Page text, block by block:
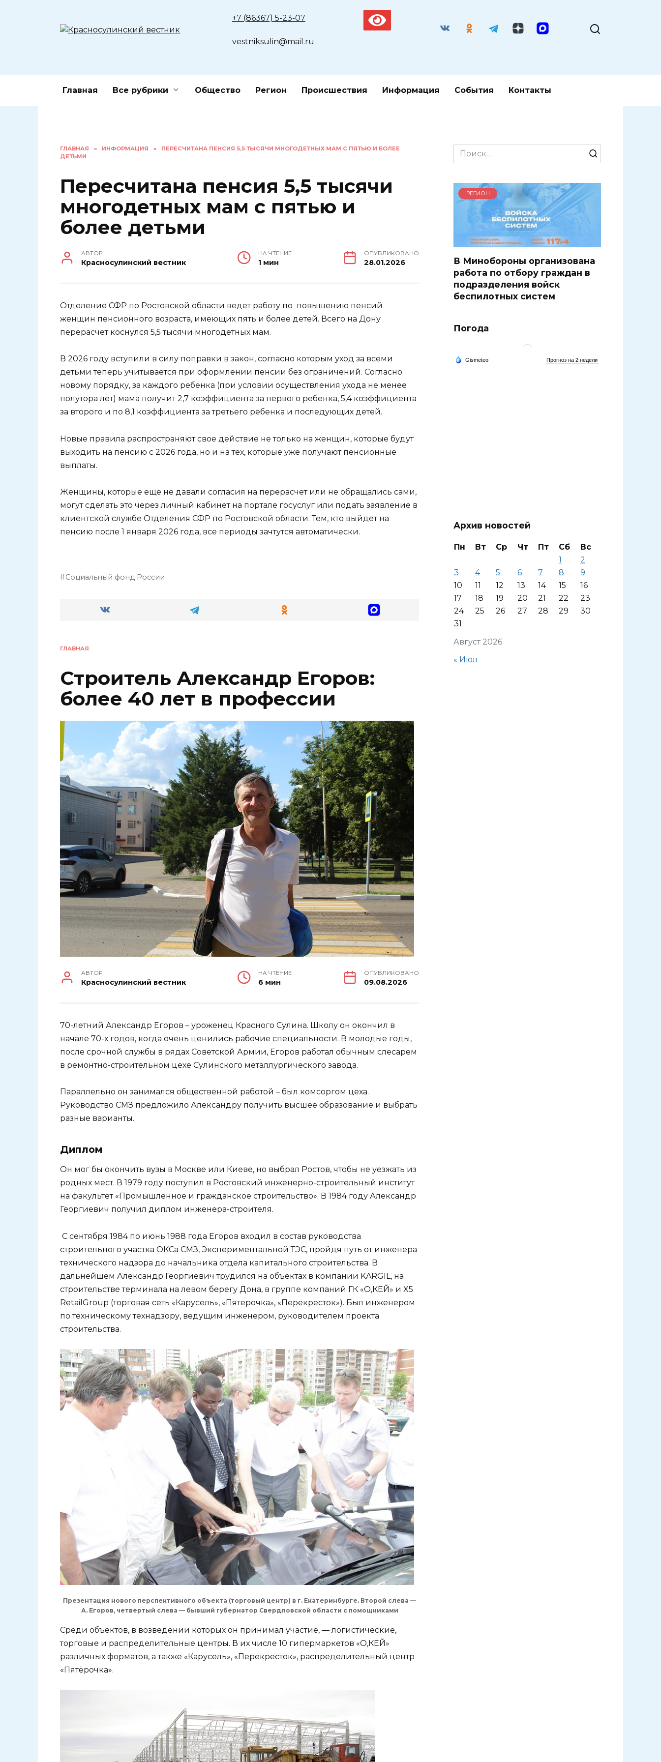
+7 (86367) 5-23-07
vestniksulin@mail.ru
Главная Все рубрики Общество Регион Происшествия Информация События Контакты
ГЛАВНАЯ » ИНФОРМАЦИЯ »
ПЕРЕСЧИТАНА ПЕНСИЯ 5,5 ТЫСЯЧИ МНОГОДЕТНЫХ МАМ С ПЯТЬЮ И БОЛЕЕ
ДЕТЬМИ
Пересчитана пенсия 5,5 тысячи
многодетных мам с пятью и
более детьми
АВТОР
Красносулинский вестник
НА ЧТЕНИЕ
1 мин
ОПУБЛИКОВАНО
28.01.2026
Отделение СФР по Ростовской области ведет работу по повышению пенсий
женщин пенсионного возраста, имеющих пять и более детей. Всего на Дону
перерасчет коснулся 5,5 тысячи многодетных мам.
В 2026 году вступили в силу поправки в закон, согласно которым уход за всеми
детьми теперь учитывается при оформлении пенсии без ограничений. Согласно
новому порядку, за каждого ребенка (при условии осуществления ухода не менее
полутора лет) мама получит 2,7 коэффициента за первого ребенка, 5,4 коэффициента
за второго и по 8,1 коэффициента за третьего ребенка и последующих детей.
Новые правила распространяют свое действие не только на женщин, которые будут
выходить на пенсию с 2026 года, но и на тех, которые уже получают пенсионные
выплаты.
Женщины, которые еще не давали согласия на перерасчет или не обращались сами,
могут сделать это через личный кабинет на портале госуслуг или подать заявление в
клиентской службе Отделения СФР по Ростовской области. Тем, кто выйдет на
пенсию после 1 января 2026 года, все периоды зачтутся автоматически.
Социальный фонд России
ГЛАВНАЯ
Строитель Александр Егоров:
более 40 лет в профессии
АВТОР
Красносулинский вестник
НА ЧТЕНИЕ
6 мин
ОПУБЛИКОВАНО
09.08.2026
70-летний Александр Егоров – уроженец Красного Сулина. Школу он окончил в
начале 70-х годов, когда очень ценились рабочие специальности. В молодые годы,
после срочной службы в рядах Советской Армии, Егоров работал обычным слесарем
в ремонтно-строительном цехе Сулинского металлургического завода.
Параллельно он занимался общественной работой – был комсоргом цеха.
Руководство СМЗ предложило Александру получить высшее образование и выбрать
разные варианты.
Диплом
Он мог бы окончить вузы в Москве или Киеве, но выбрал Ростов, чтобы не уезжать из
родных мест. В 1979 году поступил в Ростовский инженерно-строительный институт
на факультет «Промышленное и гражданское строительство». В 1984 году Александр
Георгиевич получил диплом инженера-строителя.
С сентября 1984 по июнь 1988 года Егоров входил в состав руководства
строительного участка ОКСа СМЗ, Экспериментальной ТЭС, пройдя путь от инженера
технического надзора до начальника отдела капитального строительства. В
дальнейшем Александр Георгиевич трудился на объектах в компании KARGIL, на
строительстве терминала на левом берегу Дона, в группе компаний ГК «О,КЕЙ» и X5
RetailGroup (торговая сеть «Карусель», «Пятерочка», «Перекресток»). Был инженером
по техническому технадзору, ведущим инженером, руководителем проекта
строительства.
Презентация нового перспективного объекта (торговый центр) в г. Екатеринбурге. Второй слева —
А. Егоров, четвертый слева — бывший губернатор Свердловской области с помощниками
Среди объектов, в возведении которых он принимал участие, — логистические,
торговые и распределительные центры. В их числе 10 гипермаркетов «О,КЕЙ»
различных форматов, а также «Карусель», «Перекресток», распределительный центр
«Пятёрочка».
Search
for:
РЕГИОН
В Минобороны организована
работа по отбору граждан в
подразделения войск
беспилотных систем
Погода
Архив новостей
Август 2026
Пн Вт Ср Чт Пт Сб
Вс
1
2
3
4 5 6 7 8
9
10
11 12 13 14 15
16
17
18 19 20 21 22
23
24
25 26 27 28 29
30
31
« Июл